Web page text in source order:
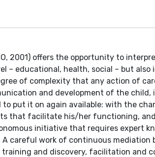
2001) offers the opportunity to
– educational, health, social – but
of complexity that any action of
and development of the
put it on again available: with the
that facilitate his/her functioning,
initiative that requires expert
careful work of continuous
and discovery, facilitation and